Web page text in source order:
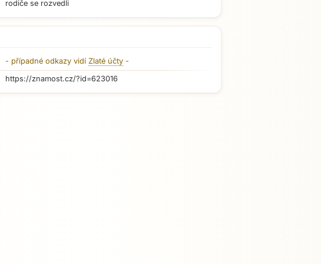
rodiče se rozvedli
- případné odkazy vidí Zlaté účty -
https://znamost.cz/?id=623016